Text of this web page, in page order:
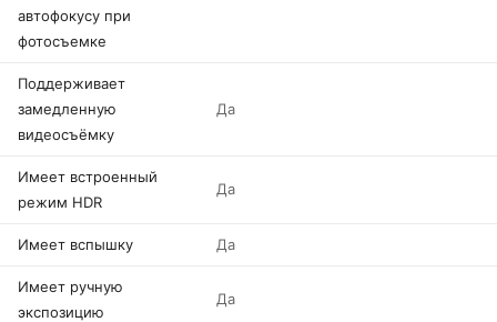
автофокусу при
фотосъемке
Поддерживает
замедленную
видеосъёмку
Да
Имеет встроенный
режим HDR
Да
Имеет вспышку Да
Имеет ручную
экспозицию
Да